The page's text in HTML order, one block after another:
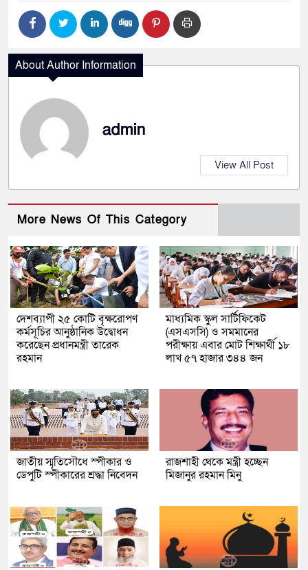
About Author Information
admin
View All Post
More News Of This Category
দেশব্যাপী ২৫ কোটি বৃক্ষরোপণ
কর্মসূচির আনুষ্ঠানিক উদ্বোধন
করেছেন প্রধানমন্ত্রী তারেক
রহমান
মাধ্যমিক স্কুল সার্টিফিকেট
(এসএসসি) ও সমমানের
পরীক্ষায় এবার মোট শিক্ষার্থী ১৮
লাখ ৫৭ হাজার ৩৪৪ জন
জাতীয় স্মৃতিসৌধে স্পীকার ও
ডেপুটি স্পীকারের শ্রদ্ধা নিবেদন
রাজশাহী থেকে মন্ত্রী হচ্ছেন
মিজানুর রহমান মিনু